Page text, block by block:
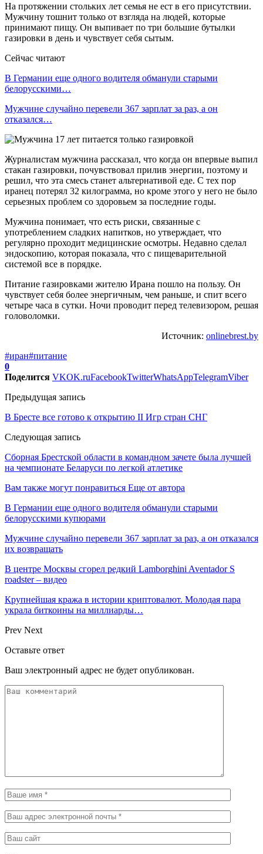
На протяжении стольких лет семья не ест в его присутствии.
Мужчину тошнит только от взгляда на людей, которые
принимают пищу. Он выпивает по три большие бутылки
газировки в день и чувствует себя сытым.
Сейчас читают
В Германии еще одного водителя обманули старыми
белорусскими…
Мужчине случайно перевели 367 зарплат за раз, а он
отказался…
Журналистам мужчина рассказал, что когда он впервые выпил
стакан газировки, почувствовал прилив энергии, поэтому и
решил, что эта смесь станет альтернативой еде. С тех пор
иранец потерял 32 килограмма, но кроме этого у него не было
серьезных проблем со здоровьем за последние годы.
Мужчина понимает, что есть риски, связанные с
употреблением сладких напитков, но утверждает, что
регулярно проходит медицинские осмотры. Недавно сделал
эндоскопию, которая показала, что с пищеварительной
системой все в порядке.
Питание газировками жителю Ирана пошло на пользу. Он
чувствует себя более энергичным, чем раньше, и спит всего
четыре часа в сутки. Ночи проводит перед телевизором, решая
головоломки.
Источник: onlinebrest.by
#иран#питание
0
Поделится VKOK.ruFacebookTwitterWhatsAppTelegramViber
Предыдущая запись
В Бресте все готово к открытию II Игр стран СНГ
Следующая запись
Сборная Брестской области в командном зачете была лучшей
на чемпионате Беларуси по легкой атлетике
Вам также могут понравиться Еще от автора
В Германии еще одного водителя обманули старыми
белорусскими купюрами
Мужчине случайно перевели 367 зарплат за раз, а он отказался
их возвращать
В центре Москвы сгорел редкий Lamborghini Aventador S
roadster – видео
Крупнейшая кража в истории криптовалют. Молодая пара
украла биткоины на миллиарды…
Prev Next
Оставьте ответ
Ваш электронный адрес не будет опубликован.